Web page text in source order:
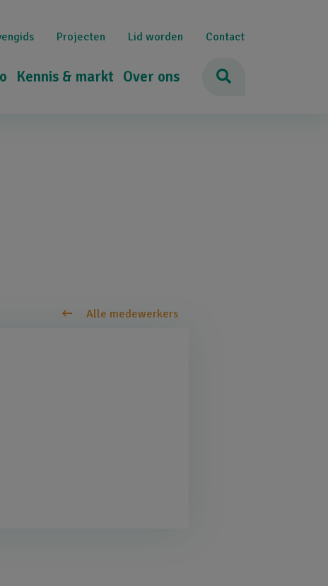
Kennis & markt Over ons
Projecten Lid worden Contact
Alle medewerkers